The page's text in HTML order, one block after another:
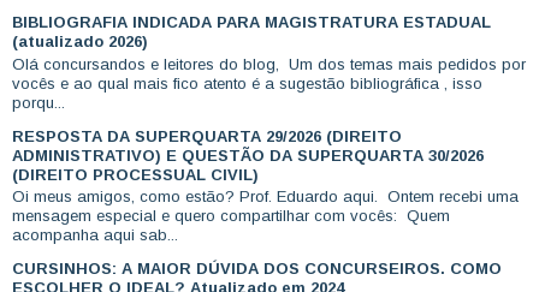
BIBLIOGRAFIA INDICADA PARA MAGISTRATURA ESTADUAL
(atualizado 2026)
Olá concursandos e leitores do blog, Um dos temas mais pedidos por
vocês e ao qual mais fico atento é a sugestão bibliográfica , isso
porqu...
RESPOSTA DA SUPERQUARTA 29/2026 (DIREITO
ADMINISTRATIVO) E QUESTÃO DA SUPERQUARTA 30/2026
(DIREITO PROCESSUAL CIVIL)
Oi meus amigos, como estão? Prof. Eduardo aqui. Ontem recebi uma
mensagem especial e quero compartilhar com vocês: Quem
acompanha aqui sab...
CURSINHOS: A MAIOR DÚVIDA DOS CONCURSEIROS. COMO
ESCOLHER O IDEAL? Atualizado em 2024